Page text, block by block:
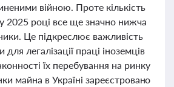
війною. Проте кількість
2025 році все ще значно нижча
Це підкреслює важливість
для легалізації праці іноземців
їх перебування на ринку
майна в Україні зареєстровано